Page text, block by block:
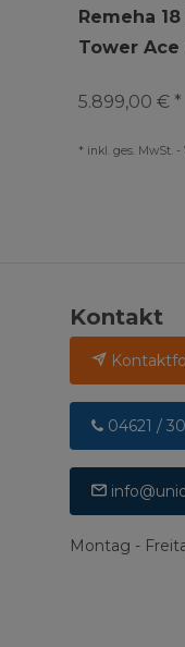
Remeha
Tower Ace
5.899,00 € *
* inkl. ges. MwSt. -
Kontakt
04621 /
Montag -